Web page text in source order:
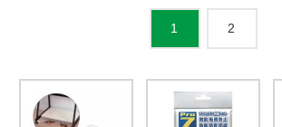
1 2